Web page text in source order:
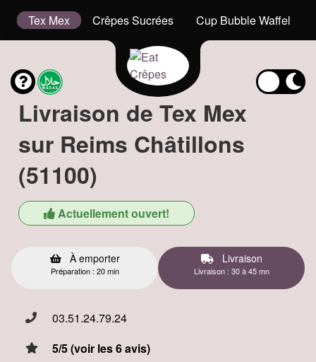
Tex Mex Crêpes Sucrées Cup Bubble Waffel
Livraison de Tex Mex
sur Reims Châtillons
(51100)
Actuellement ouvert!
À emporter
Préparation : 20 min
Livraison
Livraison : 30 à 45 mn
03.51.24.79.24
5/5 (voir les 6 avis)